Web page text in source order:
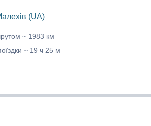
(UA)
~ 1983 км
~ 19 ч 25 м